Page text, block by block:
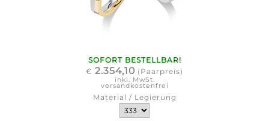
SOFORT BESTELLBAR!
€ 2.354,10 (Paarpreis)
inkl. MwSt.
versandkostenfrei
Material / Legierung